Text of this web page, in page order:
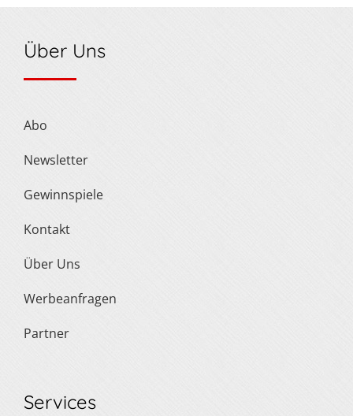
Über Uns
Abo
Newsletter
Gewinnspiele
Kontakt
Über Uns
Werbeanfragen
Partner
Services